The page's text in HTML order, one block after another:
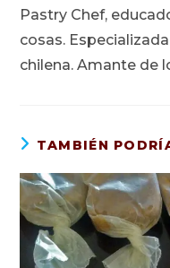
Pastry Chef,
cosas.
chilena. Amante de
TAMBIÉN